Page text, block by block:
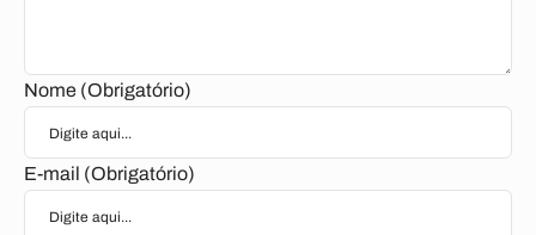
Nome (Obrigatório)
E-mail (Obrigatório)